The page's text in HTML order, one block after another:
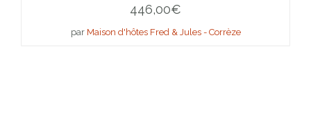
446,00€
par Maison d'hôtes Fred & Jules - Corrèze